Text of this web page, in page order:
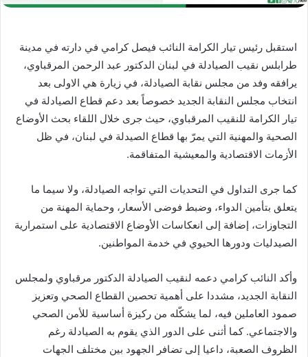
استقبل رئيس تيار الكرامة النائب فيصل كرامي في دارته في مدينة
طرابلس نقيب الصيادلة في لبنان الدكتور عبد الرحمن المرقباوي،
يرافقه وفد من مجلس نقابة الصيادلة، في زيارة هي الاولى بعد
انتخاب مجلس النقابة الجديد خصوصاً بعد دعم قطاع الصيادلة في
تيار الكرامة للنقيب المرقباوي، حيث جرى خلال اللقاء بحث الأوضاع
الصحية والمهنية التي يمرّ بها قطاع الصيدلة في لبنان، في ظل
الأزمات الاقتصادية والمعيشية المتفاقمة.
كما جرى التداول في التحديات التي تواجه الصيادلة، ولا سيما ما
يتعلق بتأمين الدواء، وضبط فوضى الأسعار، وحماية المهنة من
التجاوزات، إضافة إلى انعكاسات الأوضاع الاقتصادية على استمرارية
الصيدليات ودورها الحيوي في خدمة المواطنين.
وأكد النائب كرامي دعمه لنقيب الصيادلة الدكتور مرقباوي ولمجلس
النقابة الجديد، مشددا على أهمية تحصين القطاع الصحي وتعزيز
صمود العاملين فيه، لما يشكّله من ركيزة أساسية للأمن الصحي
والاجتماعي. كما أثنى على الدور الذي يقوم به الصيادلة رغم
الظروف الصعبة، داعيا إلى تضافر الجهود بين مختلف الجهات